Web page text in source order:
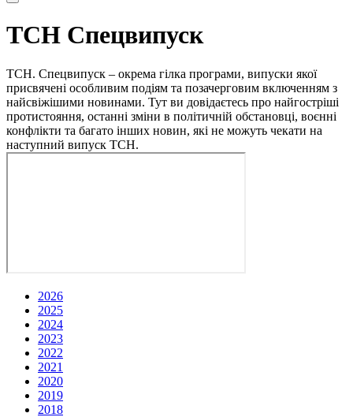
ТСН Спецвипуск
ТСН. Спецвипуск – окрема гілка програми, випуски якої
присвячені особливим подіям та позачерговим включенням з
найсвіжішими новинами. Тут ви довідаєтесь про найгостріші
протистояння, останні зміни в політичній обстановці, воєнні
конфлікти та багато інших новин, які не можуть чекати на
наступний випуск ТСН.
2026
2025
2024
2023
2022
2021
2020
2019
2018